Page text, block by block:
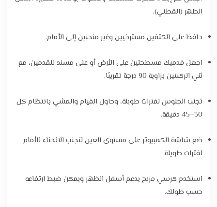
الظهر (القطني).
حافظ على الكتفين مسترخيين وغير منحنين إلى الأمام.
اجعل قدميك مسطحتين على الأرض أو على مسند للقدمين، مع
ثني الركبتين بزاوية 90 درجة تقريبًا.
تجنب الجلوس لفترات طويلة، وحاول القيام والمشي بانتظام كل
30–45 دقيقة.
ضع شاشة الكمبيوتر على مستوى العين لتجنب الانحناء للأمام
لفترات طويلة.
استخدم كرسي مريح يدعم أسفل الظهر ويمكن ضبط ارتفاعه
حسب طولك.